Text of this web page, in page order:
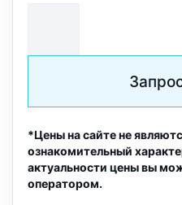
*Цены на сайте не
ознакомительный
актуальности цены вы
оператором.